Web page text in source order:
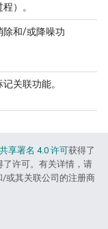
）。
除和/或降噪功
关联功能。
享署名 4.0 许可获得了
了许可。有关详情，请
/或其关联公司的注册商